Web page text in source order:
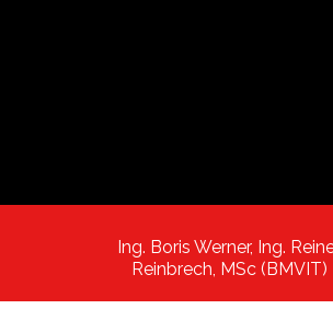
Ing. Boris Werner, Ing.
Reinbrech, MSc (BMVIT)